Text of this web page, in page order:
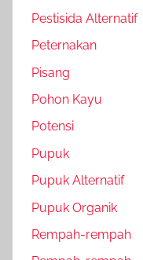
Pestisida Alternatif
Peternakan
Pisang
Pohon Kayu
Potensi
Pupuk
Pupuk Alternatif
Pupuk Organik
Rempah-rempah